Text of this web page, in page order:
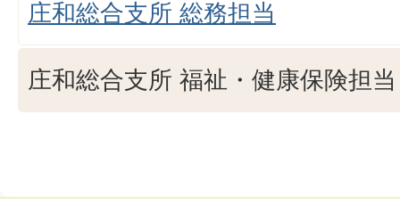
庄和総合支所 総務担当
庄和総合支所 福祉・健康保険担当